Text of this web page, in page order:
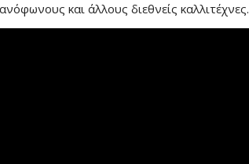
και άλλους διεθνείς καλλιτέχνες.